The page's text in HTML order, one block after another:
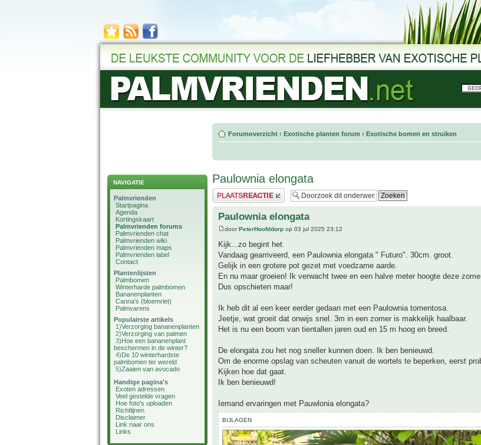
NAVIGATIE
Palmvrienden
Startpagina
Agenda
Kortingskaart
Palmvrienden forums
Palmvrienden chat
Palmvrienden wiki
Palmvrienden maps
Palmvrienden label
Contact
Plantenlijsten
Palmbomen
Winterharde palmbomen
Bananenplanten
Canna's (bloemriet)
Palmvarens
Populairste artikels
1)Verzorging bananenplanten
2)Verzorging van palmen
3)Hoe een bananenplant
beschermen in de winter?
4)De 10 winterhardste
palmbomen ter wereld
5)Zaaien van avocado
Handige pagina's
Exoten adressen
Veel gestelde vragen
Hoe foto's uploaden
Richtlijnen
Disclaimer
Link naar ons
Links
Forumoverzicht ‹ Exotische planten forum ‹ Exotische bomen en struiken
Paulownia elongata
Plaats een reactie
Paulownia elongata
doorPeterHoofddorp op 03 jul 2025 23:12
Kijk...zo begint het.
Vandaag gearriveerd, een Paulownia elongata " Futuro". 30cm. groot.
Gelijk in een grotere pot gezet met voedzame aarde.
En nu maar groeien! Ik verwacht twee en een halve meter hoogte deze
Dus opschieten maar!
Ik heb dit al een keer eerder gedaan met een Paulownia tomentosa.
Jeetje, wat groeit dat onwijs snel. 3m in een zomer is makkelijk haalbaar.
Het is nu een boom van tientallen jaren oud en 15 m hoog en breed.
De elongata zou het nog sneller kunnen doen. Ik ben benieuwd.
Om de enorme opslag van scheuten vanuit de wortels te beperken, eerst
Kijken hoe dat gaat.
Ik ben benieuwd!
Iemand ervaringen met Pauwlonia elongata?
BIJLAGEN